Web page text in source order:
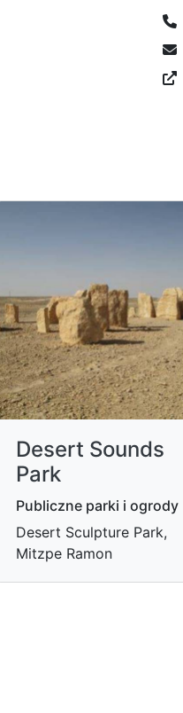
Desert Sounds
Park
Publiczne parki i ogrody
Desert Sculpture Park,
Mitzpe Ramon